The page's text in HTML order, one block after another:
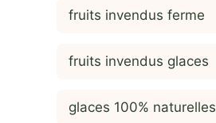
fruits invendus ferme
fruits invendus glaces
glaces 100% naturelles